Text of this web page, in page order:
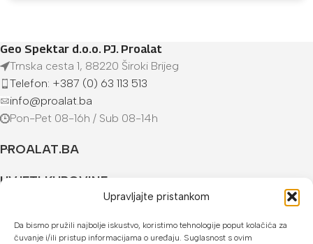
Upravljajte pristankom
Da bismo pružili najbolje iskustvo, koristimo tehnologije poput kolačića za
čuvanje i/ili pristup informacijama o uređaju. Suglasnost s ovim
Geo Spektar d.o.o. PJ. Proalat
Trnska cesta 1, 88220 Široki Brijeg
Telefon: +387 (0) 63 113 513
info@proalat.ba
Pon-Pet 08-16h / Sub 08-14h
PROALAT.BA
UVJETI KUPOVINE